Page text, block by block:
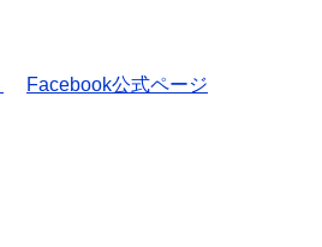
Facebook公式ページ